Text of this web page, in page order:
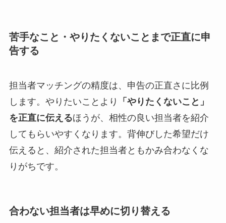
苦手なこと・やりたくないことまで正直に申
告する
担当者マッチングの精度は、申告の正直さに比例
します。やりたいことより
「やりたくないこと」
を正直に伝えるほうが、相性の良い担当者を紹介
してもらいやすくなります。背伸びした希望だけ
伝えると、紹介された担当者ともかみ合わなくな
りがちです。
合わない担当者は早めに切り替える